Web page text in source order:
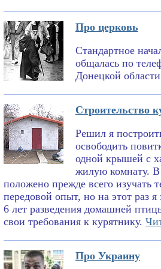
Про церковь
Стандартное
общалась по
Донецкой
Строительство
Решил я
освободить
одной крышей с
жилую комнату. В
положено прежде всего изучать
передовой опыт, но на этот раз я
6 лет разведения домашней
свои требования к курятнику.
Про Украину